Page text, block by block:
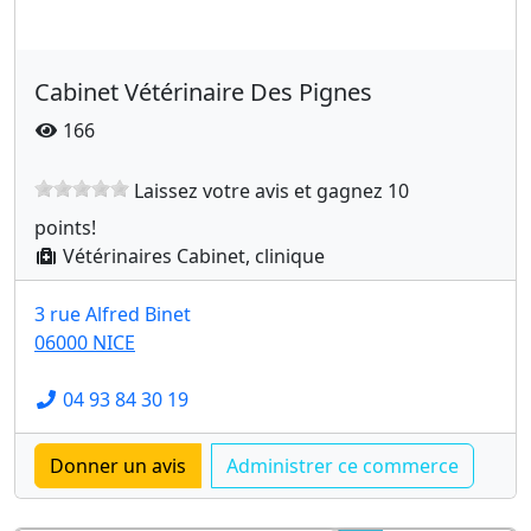
Cabinet Vétérinaire Des Pignes
166
Laissez votre avis et gagnez 10
points!
Vétérinaires Cabinet, clinique
3 rue Alfred Binet
06000 NICE
04 93 84 30 19